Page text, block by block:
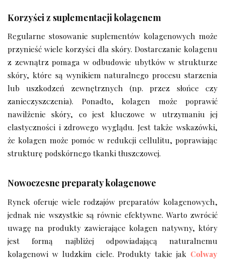
Korzyści z suplementacji kolagenem
Regularne stosowanie suplementów kolagenowych może
przynieść wiele korzyści dla skóry. Dostarczanie kolagenu
z zewnątrz pomaga w odbudowie ubytków w strukturze
skóry, które są wynikiem naturalnego procesu starzenia
lub uszkodzeń zewnętrznych (np. przez słońce czy
zanieczyszczenia). Ponadto, kolagen może poprawić
nawilżenie skóry, co jest kluczowe w utrzymaniu jej
elastyczności i zdrowego wyglądu. Jest także wskazówki,
że kolagen może pomóc w redukcji cellulitu, poprawiając
strukturę podskórnego tkanki tłuszczowej.
Nowoczesne preparaty kolagenowe
Rynek oferuje wiele rodzajów preparatów kolagenowych,
jednak nie wszystkie są równie efektywne. Warto zwrócić
uwagę na produkty zawierające kolagen natywny, który
jest formą najbliżej odpowiadającą naturalnemu
kolagenowi w ludzkim ciele. Produkty takie jak Colway